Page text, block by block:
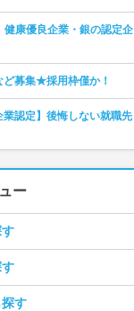
健康優良企業・銀の認定企
ど募集★採用枠僅か！
業認定】後悔しない就職先
ー
す